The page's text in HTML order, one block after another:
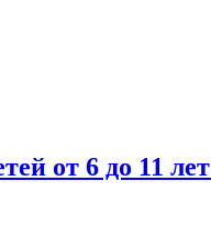
от 6 до 11